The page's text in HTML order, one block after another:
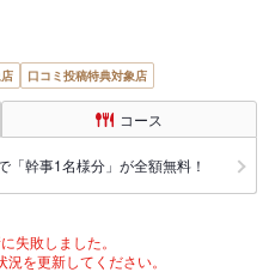
口コミ投稿特典対象店
コース
「幹事1名様分」が全額無料！
失敗しました。
を更新してください。